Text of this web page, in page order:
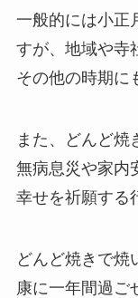
一般的には小正
すが、地域や寺
その他の時期に
また、どんど焼
無病息災や家内
幸せを祈願する
どんど焼きで焼
康に一年間過ご